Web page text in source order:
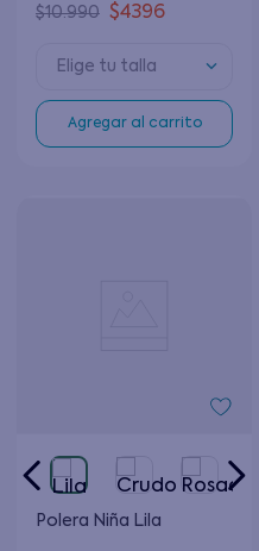
$10.990 $4396
Elige tu talla
Agregar al carrito
Polera Niña Lila